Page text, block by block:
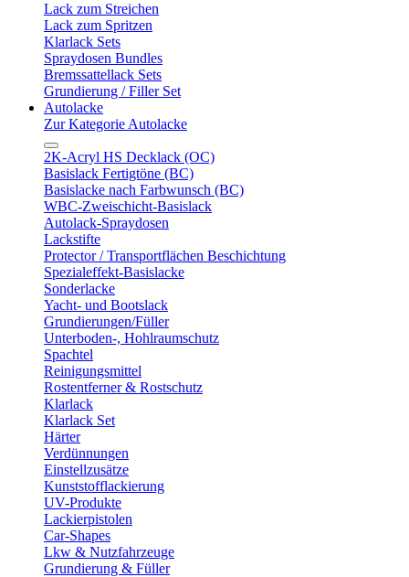
Lack zum Streichen
Lack zum Spritzen
Klarlack Sets
Spraydosen Bundles
Bremssattellack Sets
Grundierung / Filler Set
Autolacke
Zur Kategorie Autolacke
2K-Acryl HS Decklack (OC)
Basislack Fertigtöne (BC)
Basislacke nach Farbwunsch (BC)
WBC-Zweischicht-Basislack
Autolack-Spraydosen
Lackstifte
Protector / Transportflächen Beschichtung
Spezialeffekt-Basislacke
Sonderlacke
Yacht- und Bootslack
Grundierungen/Füller
Unterboden-, Hohlraumschutz
Spachtel
Reinigungsmittel
Rostentferner & Rostschutz
Klarlack
Klarlack Set
Härter
Verdünnungen
Einstellzusätze
Kunststofflackierung
UV-Produkte
Lackierpistolen
Car-Shapes
Lkw & Nutzfahrzeuge
Grundierung & Füller